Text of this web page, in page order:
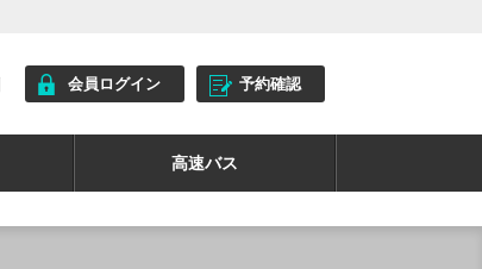
会員ログイン 予約確認
高速バス